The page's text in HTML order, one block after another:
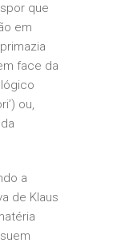
que
em
face da
ou,
a
de Klaus